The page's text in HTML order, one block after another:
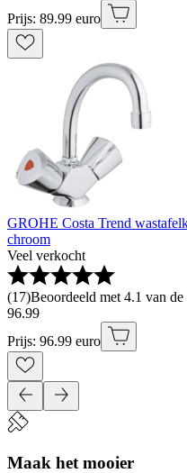
Prijs: 89.99 euro
GROHE Costa Trend
chroom
Veel verkocht
(17)Beoordeeld met 4.1 van
96.99
Prijs: 96.99 euro
Maak het mooier